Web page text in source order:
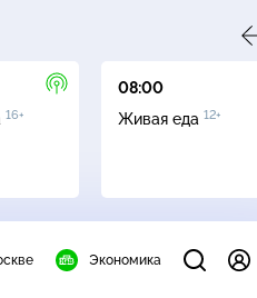
16+
08:00
Живая еда 12+
Экономика